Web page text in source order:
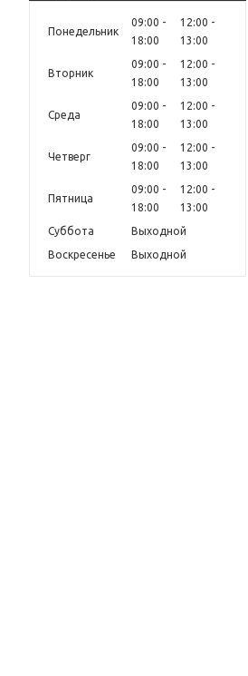
Понедельник
09:00
18:00
12:00
13:00
Вторник
09:00
18:00
12:00
13:00
Среда
09:00
18:00
12:00
13:00
Четверг
09:00
18:00
12:00
13:00
Пятница
09:00
18:00
12:00
13:00
Суббота
Выходной
Воскресенье
Выходной